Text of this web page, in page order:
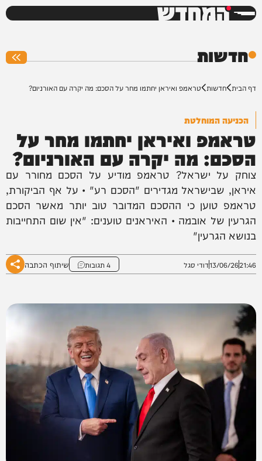
המחדש
חדשות
דף הבית חדשות טראמפ ואיראן יחתמו מחר על הסכם: מה יקרה עם האורניום?
הכניעה המוחלטת
טראמפ ואיראן יחתמו מחר על
הסכם: מה יקרה עם האורניום?
צוחק על ישראל? טראמפ מודיע על הסכם מחורר עם
איראן, שבישראל מגדירים "הסכם רע" • על אף הביקורת,
טראמפ טוען כי ההסכם המדובר טוב יותר מאשר הסכם
הגרעין של אובמה • האיראנים טוענים: "אין שום התחייבות
בנושא הגרעין"
21:46
13/06/26דודי סגל 4 תגובות שיתוף הכתבה